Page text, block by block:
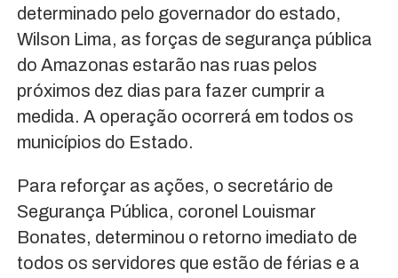
determinado pelo governador do estado,
Wilson Lima, as forças de segurança pública
do Amazonas estarão nas ruas pelos
próximos dez dias para fazer cumprir a
medida. A operação ocorrerá em todos os
municípios do Estado.
Para reforçar as ações, o secretário de
Segurança Pública, coronel Louismar
Bonates, determinou o retorno imediato de
todos os servidores que estão de férias e a